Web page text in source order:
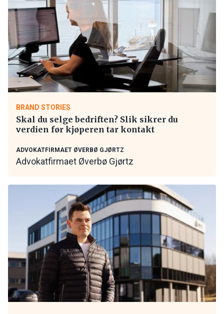
BRAND STORIES
Skal du selge bedriften? Slik sikrer du
verdien før kjøperen tar kontakt
ADVOKATFIRMAET ØVERBØ GJØRTZ
Advokatfirmaet Øverbø Gjørtz